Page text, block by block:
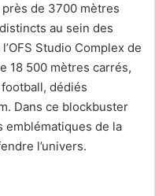
de 3700 mètres
au sein des
Studio Complex de
18 500 mètres carrés,
dédiés
Dans ce blockbuster
emblématiques de la
l’univers.